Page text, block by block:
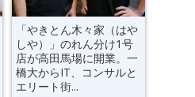
「やきとん木々家（はや
しや）」のれん分け1号
店が高田馬場に開業。一
橋大からIT、コンサルと
エリート街...